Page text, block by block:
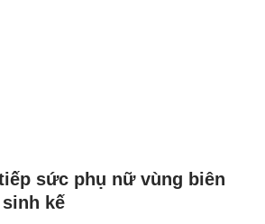
sức phụ nữ vùng biên
kế